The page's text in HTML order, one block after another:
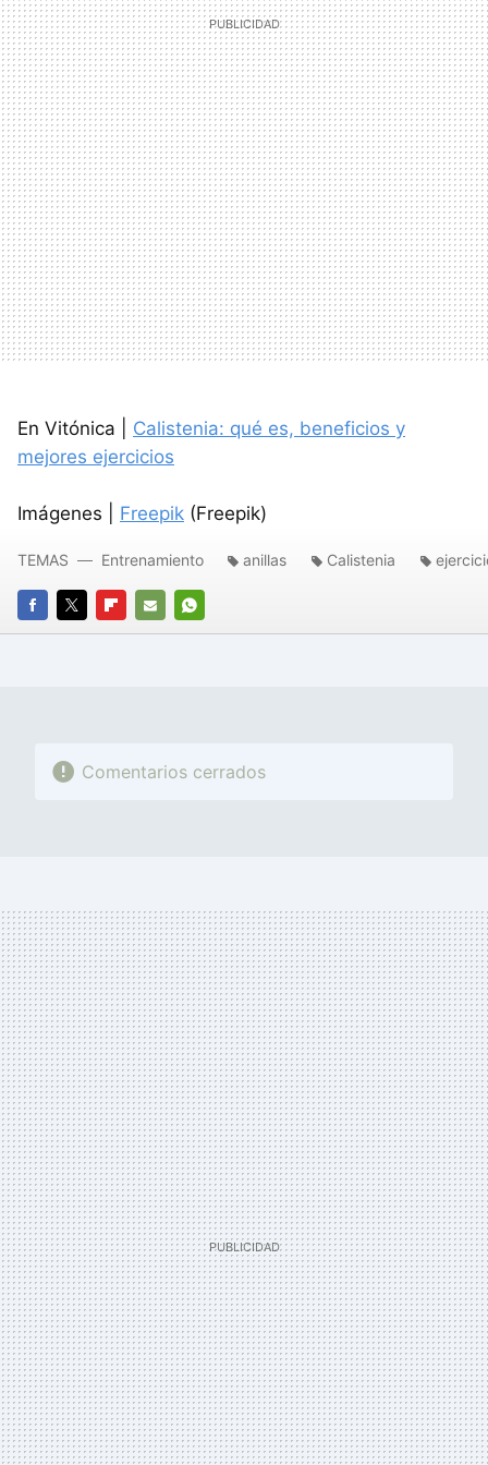
En Vitónica | Calistenia: qué es, beneficios y
mejores ejercicios
Imágenes | Freepik (Freepik)
FACEBOOK
TWITTERFLIPBOARD
E-
WHATSAPP
TEMAS Entrenamiento anillas Calistenia
Comentarios cerrados